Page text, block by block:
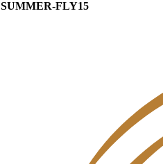
SUMMER-FLY15